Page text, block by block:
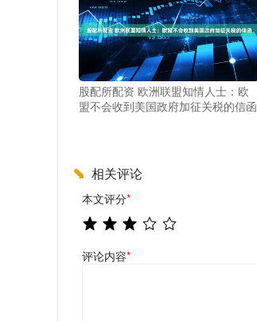
股配所配资 欧洲联盟知情人士：欧
盟不会收到美国政府加征关税的信函
相关评论
本文评分*
评论内容*